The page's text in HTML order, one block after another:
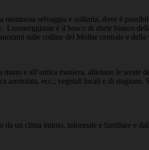
selvaggia e solitaria, dove è
Lussureggiante è il bosco di abete bianco
sulle colline del Molise centrale e della
e all’antica maniera, allietano le serate
arrotolata, ecc.; vegetali locali e di stagione.
un clima intimo, informale e familiare e